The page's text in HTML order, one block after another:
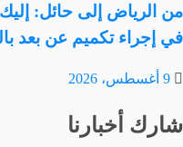
من الرياض إلى حائل:
في إجراء تكميم عن بعد
9 أغسطس، 2026
شارك أخبارنا